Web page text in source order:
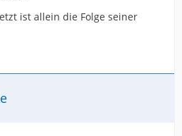
ist allein die Folge seiner